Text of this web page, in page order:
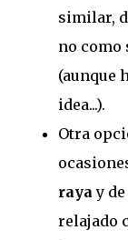
similar,
no como
(aunque
idea...).
Otra
rayay
relajado